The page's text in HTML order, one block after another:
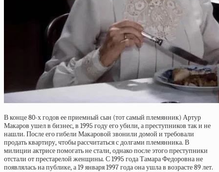
В конце 80-х годов ее приемный сын (тот самый племянник) Артур
Макаров ушел в бизнес, в 1995 году его убили, а преступников так и не
нашли. После его гибели Макаровой звонили домой и требовали
продать квартиру, чтобы рассчитаться с долгами племянника. В
милиции актрисе помогать не стали, однако после этого преступники
отстали от престарелой женщины. С 1995 года Тамара Федоровна не
появлялась на публике, а 19 января 1997 года она ушла в возрасте 89 лет.